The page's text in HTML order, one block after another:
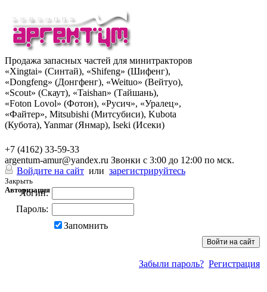
Продажа запасных частей для минитракторов
«Xingtai» (Синтай), «Shifeng» (Шифенг),
«Dongfeng» (Донгфенг), «Weituo» (Вейтуо),
«Scout» (Скаут), «Taishan» (Тайшань),
«Foton Lovol» (Фотон), «Русич», «Уралец»,
«Файтер», Mitsubishi (Митсубиси), Kubota
(Кубота), Yanmar (Янмар), Iseki (Исеки)
+7 (4162) 33-59-33
argentum-amur@yandex.ru Звонки с 3:00 до 12:00 по мск.
Войдите на сайт или зарегистрируйтесь
Закрыть
Авторизация
Логин:
Пароль:
Запомнить
Забыли пароль? Регистрация